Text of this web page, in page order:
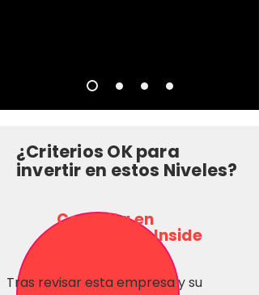
¿Criterios OK para
invertir en estos Niveles?
Consulta en
Inversionas Inside
Tras revisar esta empresa y su